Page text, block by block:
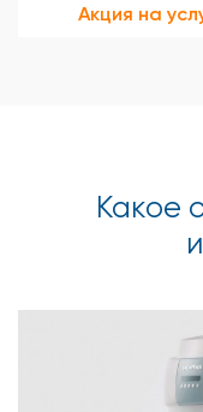
Акция на
Какое